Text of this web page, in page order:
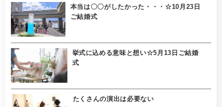
本当は〇〇がしたかった・・・☆10月23日
ご結婚式
挙式に込める意味と想い☆5月13日ご結婚
式
たくさんの演出は必要ない